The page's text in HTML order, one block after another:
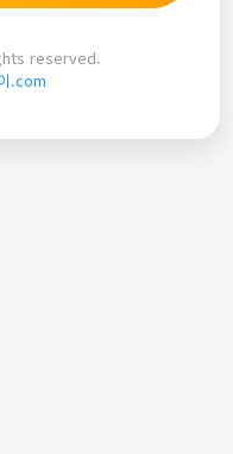
reserved.
.com